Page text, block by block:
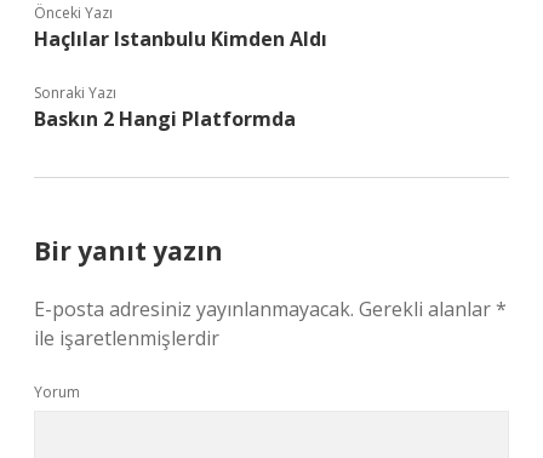
Önceki Yazı
Haçlılar Istanbulu Kimden Aldı
Sonraki Yazı
Baskın 2 Hangi Platformda
Bir yanıt yazın
E-posta adresiniz yayınlanmayacak. Gerekli alanlar*
ile işaretlenmişlerdir
Yorum